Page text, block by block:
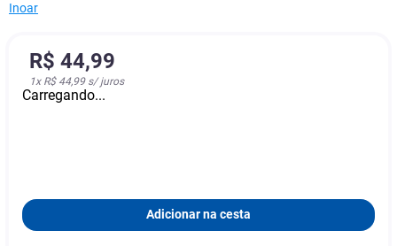
Inoar
R$ 44,99
1x R$ 44,99s/ juros
Carregando...
Adicionar na cesta